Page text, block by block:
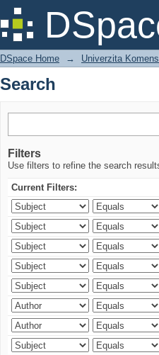
Search
DSpace Home → Univerzita
Search
Filters
Use filters to refine the search
Current Filters: